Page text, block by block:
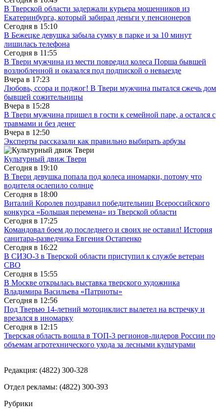
В Тверской области задержали курьера мошенников из
Екатеринбурга, который забирал деньги у пенсионеров
Сегодня в 15:10
В Бежецке девушка забыла сумку в парке и за 10 минут
лишилась телефона
Сегодня в 11:55
В Твери мужчина из мести повредил колеса Порша бывшей
возлюбленной и оказался под подпиской о невыезде
Вчера в 17:23
Любовь, ссора и поджог! В Твери мужчина пытался сжечь дом
бывшей сожительницы
Вчера в 15:28
В Твери мужчина пришел в гости к семейной паре, а остался с
травмами и без денег
Вчера в 12:50
Эксперты рассказали как правильно выбирать арбузы
Культурный движ Твери
Сегодня в 19:10
В Твери девушка попала под колеса иномарки, потому что
водителя ослепило солнце
Сегодня в 18:00
Виталий Королев поздравил победительниц Всероссийского
конкурса «Большая перемена» из Тверской области
Сегодня в 17:25
Командовал боем до последнего и своих не оставил! История
санитара-разведчика Евгения Остапенко
Сегодня в 16:22
В СИЗО-3 в Тверской области приступил к службе ветеран
СВО
Сегодня в 15:55
В Москве открылась выставка тверского художника
Владимира Васильева «Патриоты»
Сегодня в 12:56
Под Тверью 14-летний мотоциклист вылетел на встречку и
врезался в иномарку
Сегодня в 12:15
Тверская область вошла в ТОП-3 регионов-лидеров России по
объемам агротехнического ухода за лесными культурами
Редакция: (4822) 300-328
Отдел рекламы: (4822) 300-393
Рубрики